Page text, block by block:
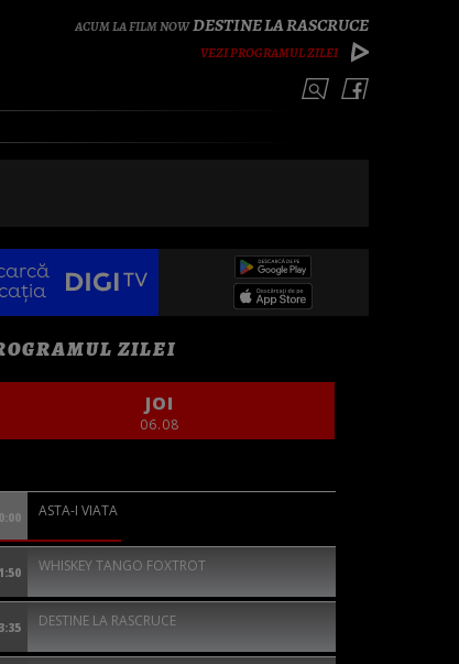
DESTINE LA RASCRUCE
VEZI PROGRAMUL ZILEI
ZILEI
JOI
06.08
ASTA-I VIATA
WHISKEY TANGO FOXTROT
DESTINE LA RASCRUCE